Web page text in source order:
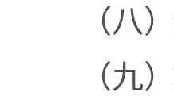
（八）
（九）